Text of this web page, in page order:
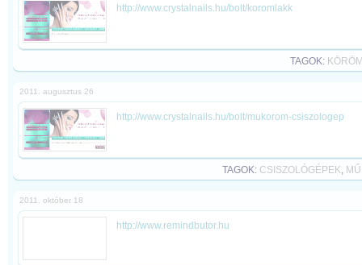
http://www.crystalnails.hu/bolt/koromlakk
TAGOK:
2011. augusztus 26
http://www.crystalnails.hu/bolt/mukorom-csiszologep
TAGOK: CSISZOLÓGÉPEK,
2011. október 18
http://www.remindbutor.hu